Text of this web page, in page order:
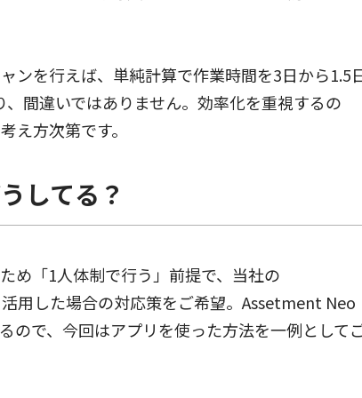
ンを行えば、単純計算で作業時間を3日から1.5
間違いではありません。効率化を重視するの
え方次第です。
してる？
め「1人体制で行う」前提で、当社の
用した場合の対応策をご希望。Assetment Neo
ので、今回はアプリを使った方法を一例として